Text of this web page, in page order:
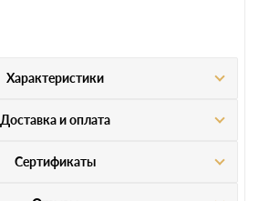
Характеристики
Доставка и оплата
Сертификаты